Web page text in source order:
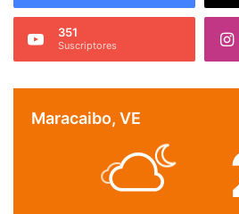
351
Suscriptores
Maracaibo, VE